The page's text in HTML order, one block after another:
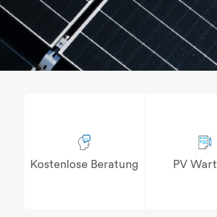
person-sprechblase
Kostenlose Beratung PV